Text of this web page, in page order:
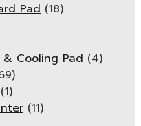
Pad (18)
Cooling Pad (4)
(1)
(11)